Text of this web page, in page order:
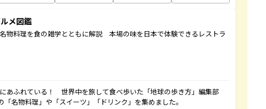
メ図鑑
物料理を食の雑学とともに解説 本場の味を日本で体験できるレストラ
あふれている！ 世界中を旅して食べ歩いた「地球の歩き方」編集部
名物料理」や「スイーツ」「ドリンク」を集めました。